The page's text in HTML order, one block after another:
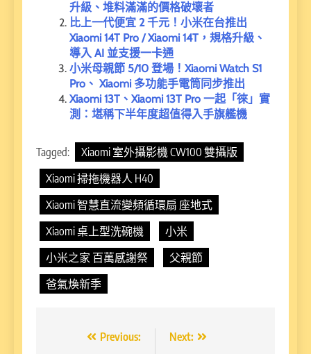
升級、堆料滿滿的價格破壞者
比上一代便宜 2 千元！小米在台推出
Xiaomi 14T Pro / Xiaomi 14T，規格升級、
導入 AI 並支援一卡通
小米母親節 5/10 登場！Xiaomi Watch S1
Pro、 Xiaomi 多功能手電筒同步推出
Xiaomi 13T、Xiaomi 13T Pro 一起「徠」實
測：堪稱下半年度超值得入手旗艦機
Tagged:
Xiaomi 室外攝影機 CW100 雙攝版
Xiaomi 掃拖機器人 H40
Xiaomi 智慧直流變頻循環扇 座地式
Xiaomi 桌上型洗碗機
小米
小米之家 百萬感謝祭
父親節
爸氣煥新季
Previous:
Next: